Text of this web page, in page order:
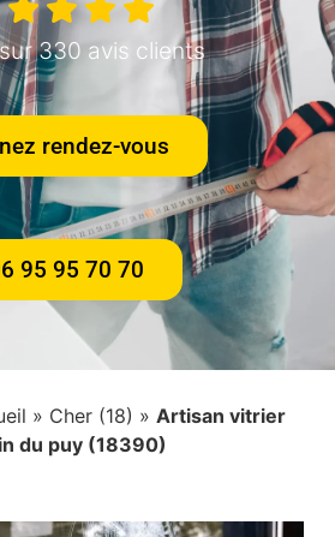
330 avis clients
rendez-vous
95 95 70 70
» Cher (18) » Artisan vitrier
du puy (18390)